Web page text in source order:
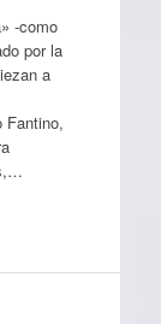
-como
por la
a
Fantino,